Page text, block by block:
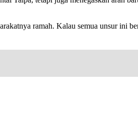
ramah. Kalau semua unsur ini